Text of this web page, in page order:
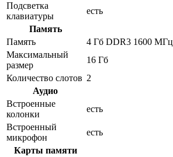
Подсветка
клавиатуры
есть
Память
Память
4 Гб DDR3 1600 МГц
Максимальный
размер
16 Гб
Количество слотов 2
Аудио
Встроенные
колонки
есть
Встроенный
микрофон
есть
Карты памяти